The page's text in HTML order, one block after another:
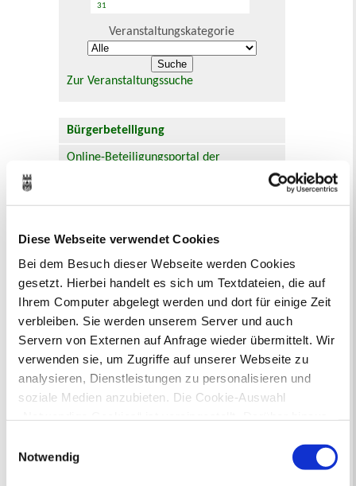
Diese Webseite verwendet Cookies
Bei dem Besuch dieser Webseite werden Cookies
gesetzt. Hierbei handelt es sich um Textdateien, die auf
Ihrem Computer abgelegt werden und dort für einige Zeit
verbleiben. Sie werden unserem Server und auch
Servern von Externen auf Anfrage wieder übermittelt. Wir
verwenden sie, um Zugriffe auf unserer Webseite zu
analysieren, Dienstleistungen zu personalisieren und
soziale Medien anzubieten. Die Cookie-Auswahl
Drittländern (USA) mit unzureichendem
Datenschutzniveau verarbeiten. Es besteht die Gefahr,
Notwendig
31
Veranstaltungskategorie
Zur Veranstaltungssuche
Bürgerbeteiligung
Online-Beteiligungsportal der
Bauleitplanung: Für Bürger*innen gibt
Bebauungsplänen und Änderungen zum
Flächennutzungsplan zu beteiligen.
Aktuelle Bürgerbeteiligungen zu
Bebauungsplänen finden Sie hier.
Aktuelle Bürgerbeteiligungen zu
Flächennutzungsplan-Änderungen finden
Sie hier.
Neu in Recklinghausen